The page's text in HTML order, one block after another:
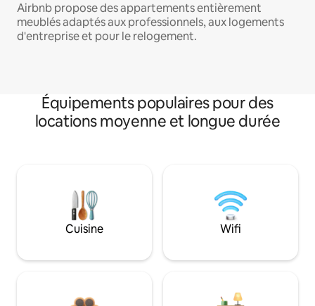
Airbnb propose des appartements entièrement
meublés adaptés aux professionnels, aux logements
d'entreprise et pour le relogement.
Équipements populaires pour des
locations moyenne et longue durée
Cuisine Wifi